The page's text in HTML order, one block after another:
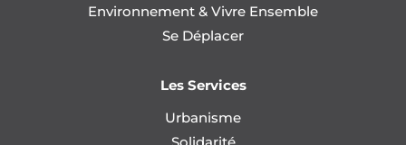
Environnement & Vivre Ensemble
Se Déplacer
Les Services
Urbanisme